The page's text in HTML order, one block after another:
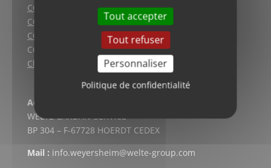
Tout accepter
Tout refuser
Personnaliser
Politique de confidentialité
CGV (Weyersheim)
CGV (Strasbourg)
CGV (Lyon)
CGV vente en ligne
Charte qualité
Adresse postale
WELTE CARDAN-SERVICE
BP 304 – F-67728 HOERDT CEDEX
Mail : info.weyersheim@welte-group.com